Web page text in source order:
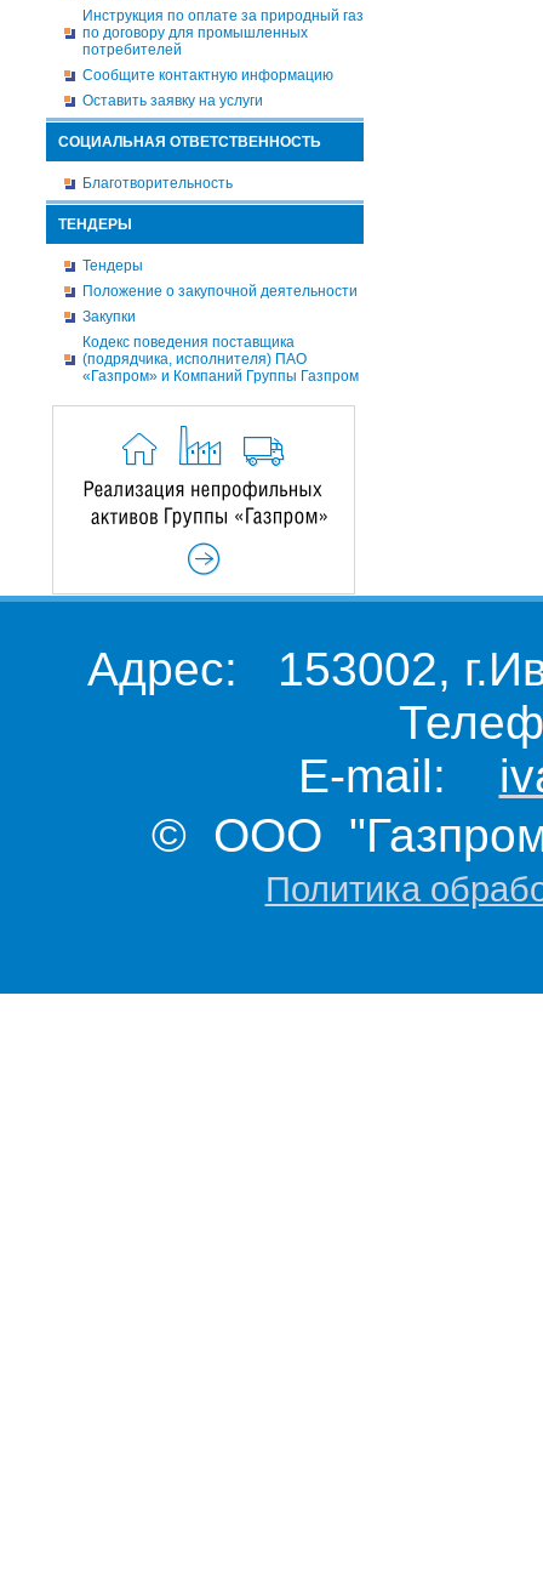
Инструкция по оплате за природный газ
по договору для промышленных
потребителей
Сообщите контактную информацию
Оставить заявку на услуги
СОЦИАЛЬНАЯ ОТВЕТСТВЕННОСТЬ
Благотворительность
ТЕНДЕРЫ
Тендеры
Положение о закупочной деятельности
Закупки
Кодекс поведения поставщика
(подрядчика, исполнителя) ПАО
«Газпром» и Компаний Группы Газпром
Адрес: 153002,
E-mail:
© ООО "Газпром
Политика